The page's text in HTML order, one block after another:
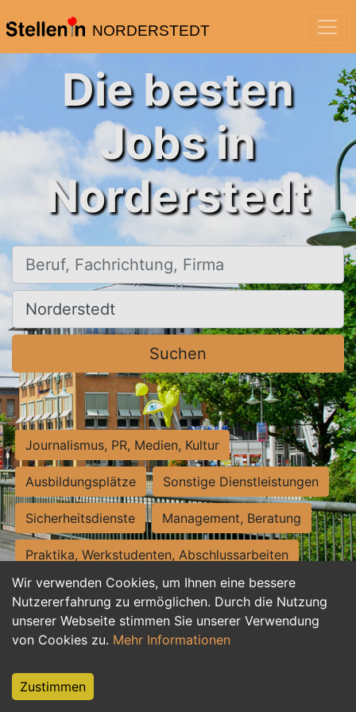
NORDERSTEDT
Wir verwenden Cookies, um Ihnen eine bessere
Nutzererfahrung zu ermöglichen. Durch die Nutzung
unserer Webseite stimmen Sie unserer Verwendung
von Cookies zu. Mehr Informationen
Zustimmen
Die besten
Jobs in
Norderstedt
Beruf, Fachrichtung, Firma
Ort, Stadt
Suchen
Journalismus, PR, Medien, Kultur
Ausbildungsplätze Sonstige Dienstleistungen
Sicherheitsdienste Management, Beratung
Praktika, Werkstudenten, Abschlussarbeiten
Personalwesen Assistenz, Sekretariat
Hilfskräfte, Aushilfs- und Nebenjobs
Weiterbildung, Studium, duale Ausbildung